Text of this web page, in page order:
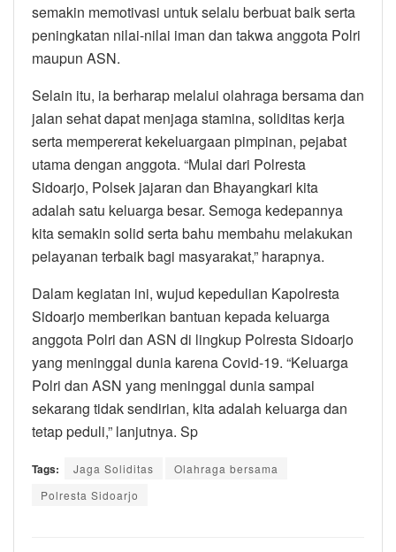
semakin memotivasi untuk selalu berbuat baik serta
peningkatan nilai-nilai iman dan takwa anggota Polri
maupun ASN.
Selain itu, ia berharap melalui olahraga bersama dan
jalan sehat dapat menjaga stamina, soliditas kerja
serta mempererat kekeluargaan pimpinan, pejabat
utama dengan anggota. “Mulai dari Polresta
Sidoarjo, Polsek jajaran dan Bhayangkari kita
adalah satu keluarga besar. Semoga kedepannya
kita semakin solid serta bahu membahu melakukan
pelayanan terbaik bagi masyarakat,” harapnya.
Dalam kegiatan ini, wujud kepedulian Kapolresta
Sidoarjo memberikan bantuan kepada keluarga
anggota Polri dan ASN di lingkup Polresta Sidoarjo
yang meninggal dunia karena Covid-19. “Keluarga
Polri dan ASN yang meninggal dunia sampai
sekarang tidak sendirian, kita adalah keluarga dan
tetap peduli,” lanjutnya. Sp
Tags: Jaga Soliditas
Olahraga bersama
Polresta Sidoarjo